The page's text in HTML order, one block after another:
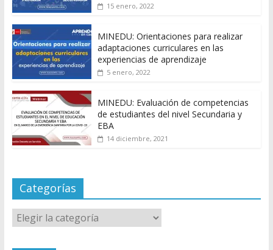
15 enero, 2022
MINEDU: Orientaciones para realizar
adaptaciones curriculares en las
experiencias de aprendizaje
5 enero, 2022
MINEDU: Evaluación de competencias
de estudiantes del nivel Secundaria y
EBA
14 diciembre, 2021
Categorías
Categorías